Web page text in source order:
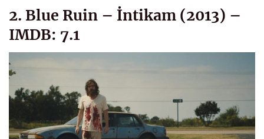
2. Blue Ruin – İntikam (2013) –
IMDB: 7.1